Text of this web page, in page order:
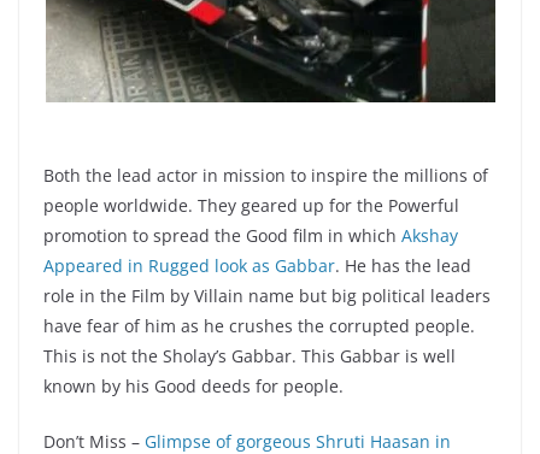
Both the lead actor in mission to inspire the millions of
people worldwide. They geared up for the Powerful
promotion to spread the Good film in which Akshay
Appeared in Rugged look as Gabbar. He has the lead
role in the Film by Villain name but big political leaders
have fear of him as he crushes the corrupted people.
This is not the Sholay’s Gabbar. This Gabbar is well
known by his Good deeds for people.
Don’t Miss – Glimpse of gorgeous Shruti Haasan in